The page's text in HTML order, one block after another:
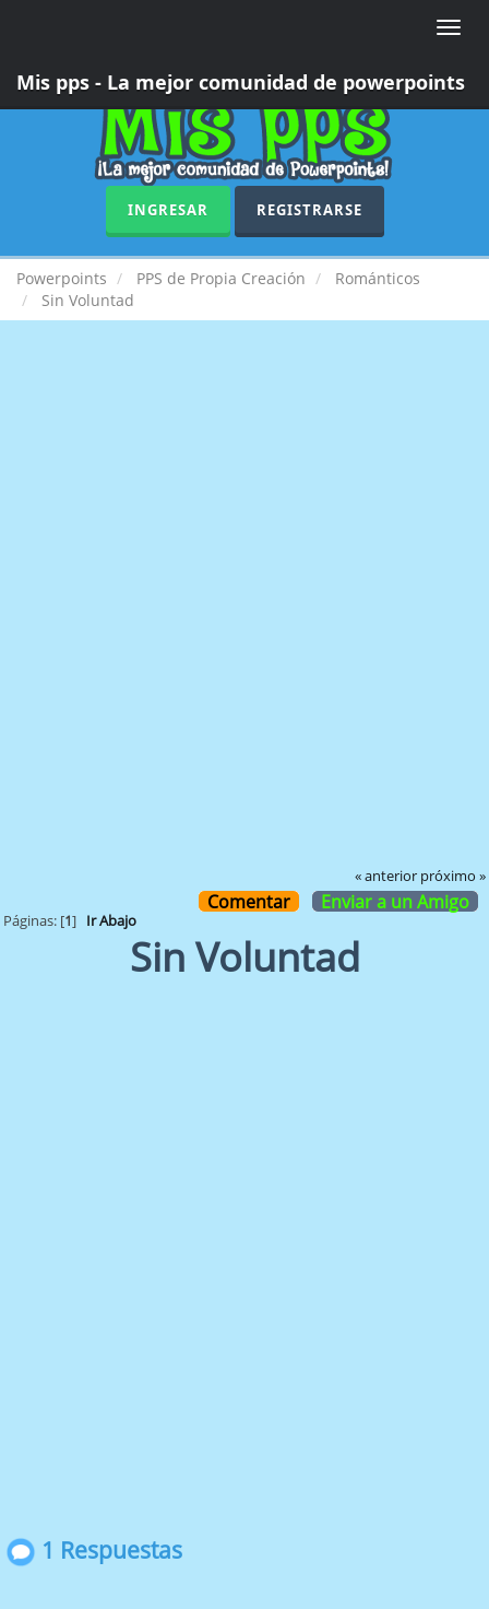
Toggle
Mis pps - La mejor comunidad de powerpoints
INGRESAR REGISTRARSE
Powerpoints PPS de Propia Creación
Románticos
Sin Voluntad
« anterior próximo »
Comentar Enviar a un Amigo
Páginas: [1] Ir Abajo
Sin Voluntad
1 Respuestas